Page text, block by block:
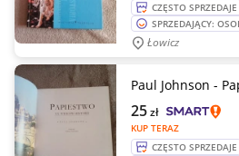
CZĘSTO SPRZEDAJE
SPRZEDAJĄCY:
Łowicz
Paul Johnson -
KUP TERAZ
25zł
CZĘSTO SPRZEDAJE